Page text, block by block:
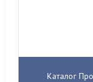
Каталог